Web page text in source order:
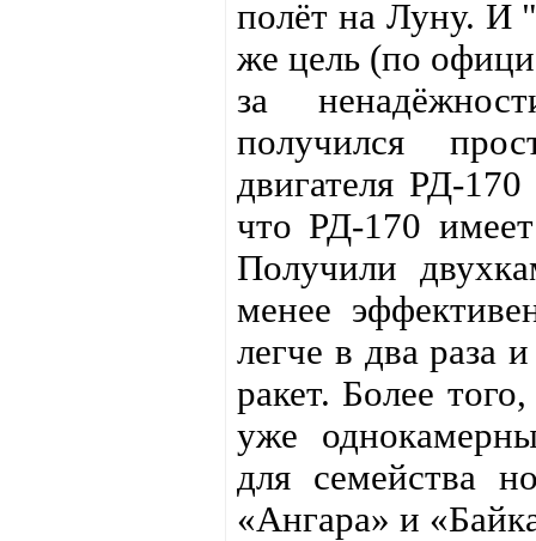
полёт на Луну. И
же цель (по
за
получился
двигателя РД-
что РД-170
Получили
менее
легче в два раза
ракет. Более
уже
для семейства
«Ангара» и